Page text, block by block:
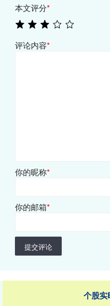
本文评分*
评论内容*
你的昵称*
你的邮箱*
提交评论
个股实